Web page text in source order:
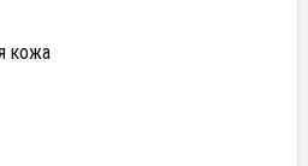
кожа